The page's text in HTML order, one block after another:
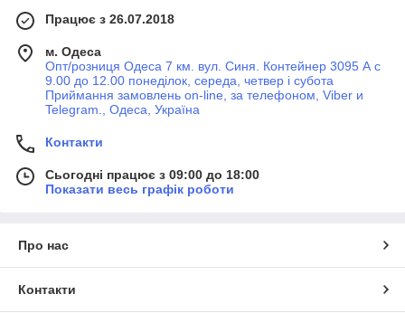
Працює з 26.07.2018
м. Одеса
Опт/розниця Одеса 7 км. вул. Синя. Контейнер 3095 А с
9.00 до 12.00 понеділок, середа, четвер і субота
Приймання замовлень on-line, за телефоном, Viber и
Telegram., Одеса, Україна
Контакти
Сьогодні працює з 09:00 до 18:00
Показати весь графік роботи
Про нас
Контакти